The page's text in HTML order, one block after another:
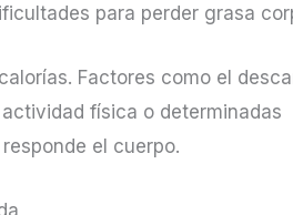
para perder grasa
Factores como el
física o determinadas
el cuerpo.